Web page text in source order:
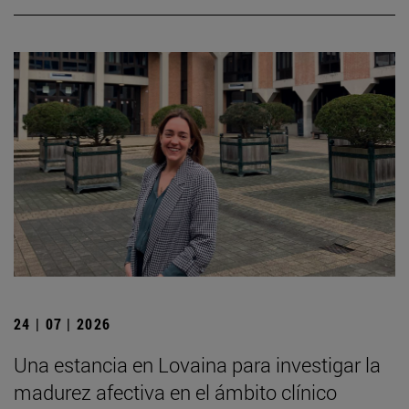
24 | 07 | 2026
Una estancia en Lovaina para investigar la
madurez afectiva en el ámbito clínico